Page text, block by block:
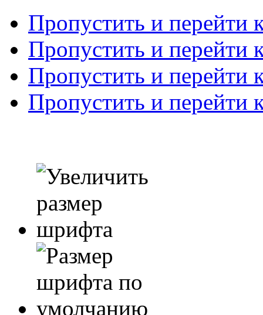
Пропустить и перейти
Пропустить и перейти
Пропустить и перейти
Пропустить и перейти